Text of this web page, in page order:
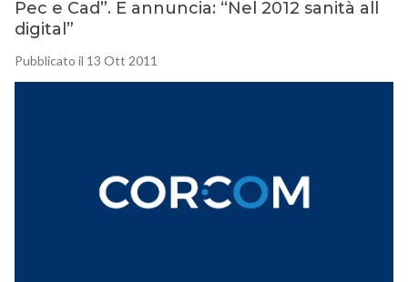
Pec e Cad”. E annuncia: “Nel 2012 sanità all
digital”
Pubblicato il 13 Ott 2011